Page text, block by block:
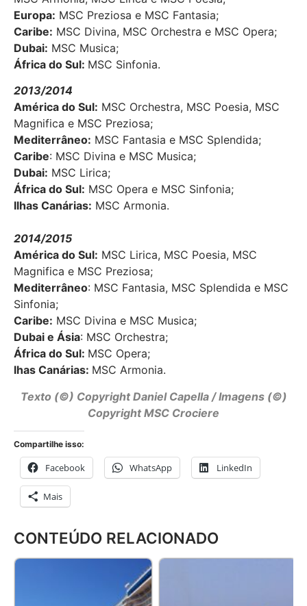
Europa: MSC Preziosa e MSC Fantasia;
Caribe: MSC Divina, MSC Orchestra e MSC Opera;
Dubai: MSC Musica;
África do Sul: MSC Sinfonia.
2013/2014
América do Sul: MSC Orchestra, MSC Poesia, MSC
Magnifica e MSC Preziosa;
Mediterrâneo: MSC Fantasia e MSC Splendida;
Caribe: MSC Divina e MSC Musica;
Dubai: MSC Lirica;
África do Sul: MSC Opera e MSC Sinfonia;
Ilhas Canárias: MSC Armonia.
2014/2015
América do Sul: MSC Lirica, MSC Poesia, MSC
Magnifica e MSC Preziosa;
Mediterrâneo: MSC Fantasia, MSC Splendida e MSC
Sinfonia;
Caribe: MSC Divina e MSC Musica;
Dubai e Ásia: MSC Orchestra;
África do Sul: MSC Opera;
lhas Canárias: MSC Armonia.
Texto (©) Copyright Daniel Capella / Imagens (©)
Copyright MSC Crociere
Compartilhe isso:
Facebook WhatsApp LinkedIn
Mais
CONTEÚDO RELACIONADO